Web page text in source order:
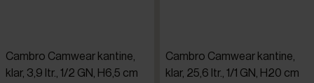
Cambro Camwear kantine,
klar, 3,9 ltr., 1/2 GN, H6,5 cm
Cambro Camwear kantine,
klar, 25,6 ltr., 1/1 GN, H20 cm